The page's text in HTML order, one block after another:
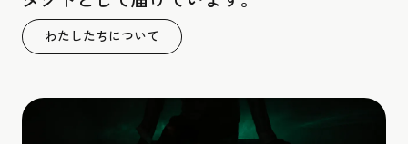
わたしたちについて